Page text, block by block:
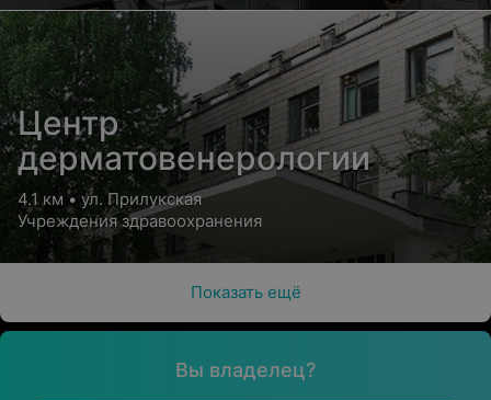
Центр
дерматовенерологии
4.1 км • ул. Прилукская
Учреждения здравоохранения
Показать ещё
Вы владелец?